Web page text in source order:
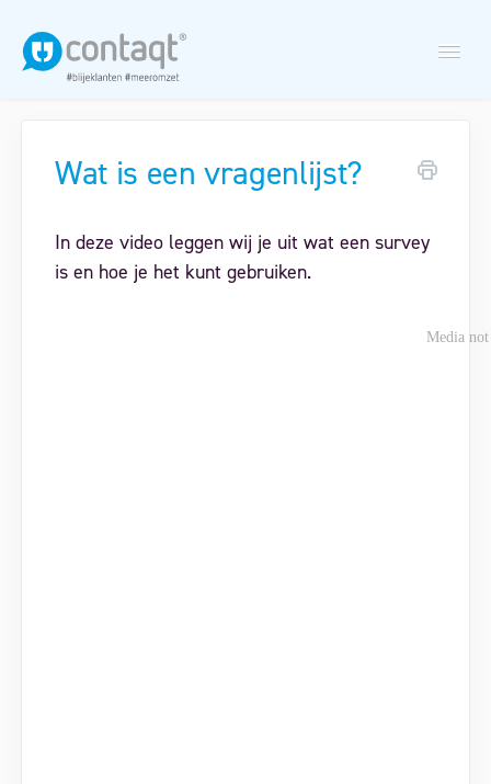
Nieuwsbriefmodule
Nazorgscan
Wat is een vragenlijst?
In deze video leggen wij je uit wat een survey
is en hoe je het kunt gebruiken.